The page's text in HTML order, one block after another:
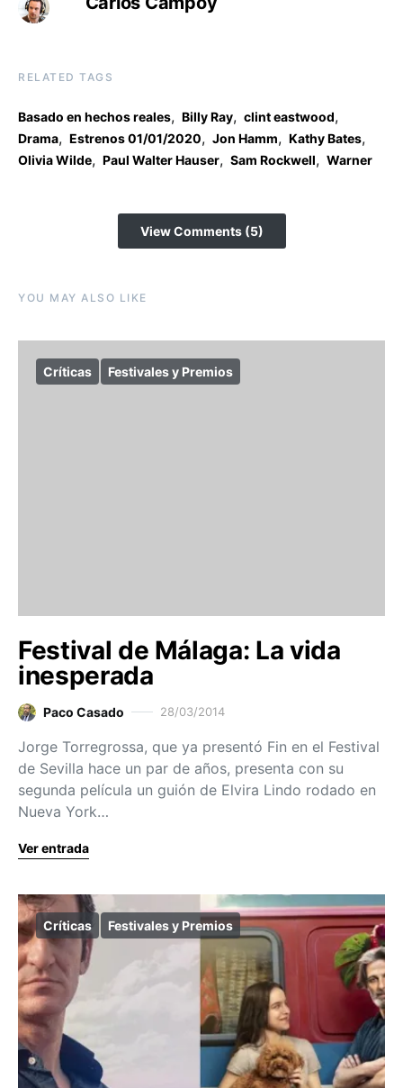
RELATED TAGS
Basado en hechos reales, Billy Ray, clint eastwood,
Drama, Estrenos 01/01/2020, Jon Hamm, Kathy Bates,
Olivia Wilde, Paul Walter Hauser, Sam Rockwell, Warner
View Comments (5)
YOU MAY ALSO LIKE
Críticas Festivales y Premios
Festival de Málaga: La vida
inesperada
Paco Casado 28/03/2014
Jorge Torregrossa, que ya presentó Fin en el Festival
de Sevilla hace un par de años, presenta con su
segunda película un guión de Elvira Lindo rodado en
Nueva York…
Ver entrada
Críticas Festivales y Premios